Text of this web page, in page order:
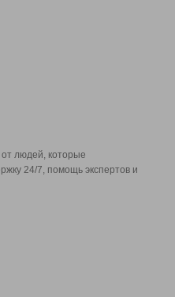
людей, которые
24/7, помощь экспертов и